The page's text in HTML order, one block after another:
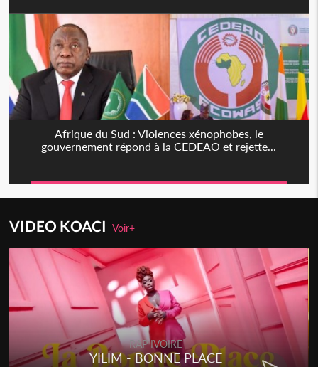
Afrique du Sud : Violences xénophobes, le
gouvernement répond à la CEDEAO et rejette...
VIDEO KOACIVoir+
RAP IVOIRE
YILIM - BONNE PLACE